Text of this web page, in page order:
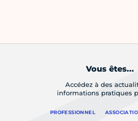
Vous êtes...
Accédez à des
informations pratiques
PROFESSIONNEL